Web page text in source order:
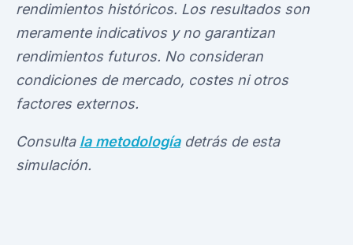
rendimientos históricos. Los resultados son
meramente indicativos y no garantizan
rendimientos futuros. No consideran
condiciones de mercado, costes ni otros
factores externos.
Consulta la metodologíadetrás de esta
simulación.